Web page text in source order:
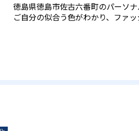
徳島県徳島市佐古六番町のパーソ
ご自分の似合う色がわかり、ファ